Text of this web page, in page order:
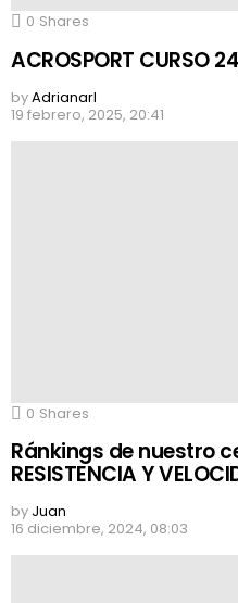
0 Shares
ACROSPORT CURSO
byAdrianarl
19 febrero, 2025, 20:41
0 Shares
Ránkings de nuestro
RESISTENCIA Y
by Juan
16 diciembre, 2024, 08:03